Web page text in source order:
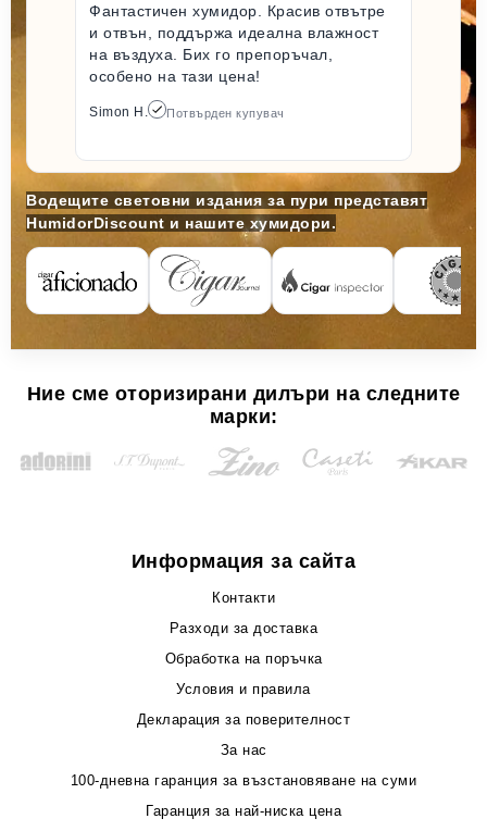
Фантастичен хумидор. Красив отвътре
и отвън, поддържа идеална влажност
на въздуха. Бих го препоръчал,
особено на тази цена!
Simon H. Потвърден купувач
Водещите световни издания за пури представят
HumidorDiscount и нашите хумидори.
Ние сме оторизирани дилъри на следните
марки:
Информация за сайта
Контакти
Разходи за доставка
Обработка на поръчка
Условия и правила
Декларация за поверителност
За нас
100-дневна гаранция за възстановяване на суми
Гаранция за най-ниска цена